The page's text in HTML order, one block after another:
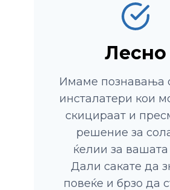
Лесно
Имаме познавања
инсталатери кои
скицираат и
решение за
ќелии за вашата
Дали сакате да
повеќе и брзо да